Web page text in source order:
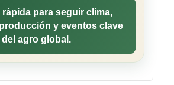
rápida para seguir clima,
y eventos clave
del agro global.